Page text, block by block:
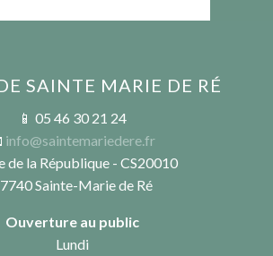
SAINTE MARIE DE RÉ
📱 05 46 30 21 24
info@saintemariedere.fr
de la République - CS20010
Sainte-Marie de Ré
Ouverture au public
Lundi